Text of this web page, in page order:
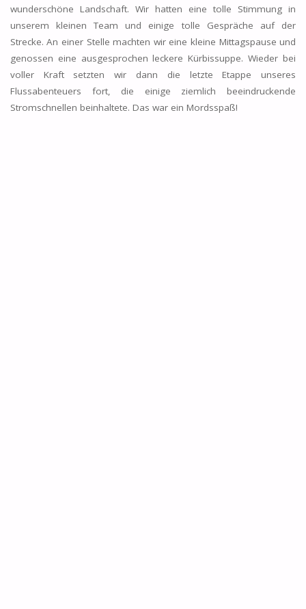
wunderschöne Landschaft. Wir hatten eine tolle Stimmung in
unserem kleinen Team und einige tolle Gespräche auf der
Strecke. An einer Stelle machten wir eine kleine Mittagspause und
genossen eine ausgesprochen leckere Kürbissuppe. Wieder bei
voller Kraft setzten wir dann die letzte Etappe unseres
Flussabenteuers fort, die einige ziemlich beeindruckende
Stromschnellen beinhaltete. Das war ein Mordsspaß!